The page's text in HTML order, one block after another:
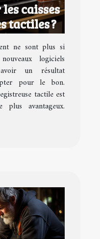
caisses
tactiles ?
ne sont plus si
logiciels
un résultat
pour le bon.
tactile est
avantageux.